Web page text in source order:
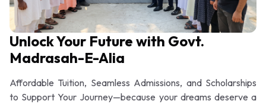
Unlock Your Future with Govt.
Madrasah-E-Alia
Affordable Tuition, Seamless Admissions, and Scholarships
to Support Your Journey—because your dreams deserve a